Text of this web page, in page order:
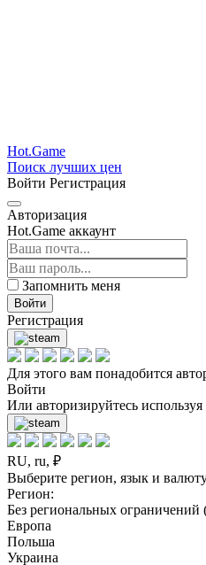
Hot.Game
Поиск лучших цен
Войти Регистрация
Авторизация
Hot.Game аккаунт
Запомнить меня
Войти
Регистрация
Для этого вам понадобится
Войти
Или авторизируйтесь
RU, ru, ₽
Выберите регион, язык и
Регион:
Без региональных ограничений
Европа
Польша
Украина